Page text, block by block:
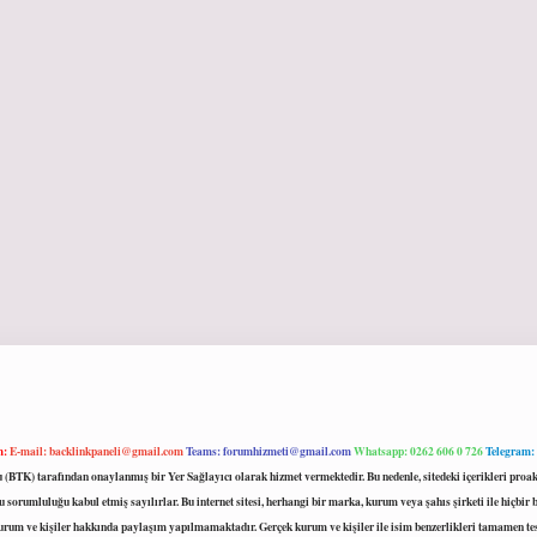
E-mail:backlinkpaneli@gmail.comTeams:forumhizmeti@gmail.comWhatsapp: 0262 606 0 726
tarafından onaylanmış bir Yer Sağlayıcı olarak hizmet vermektedir. Bu nedenle, sitedeki içerikleri
kabul etmiş sayılırlar. Bu internet sitesi, herhangi bir marka, kurum veya şahıs şirketi ile hiçbir
ve kişiler hakkında paylaşım yapılmamaktadır. Gerçek kurum ve kişiler ile isim benzerlikleri tamamen